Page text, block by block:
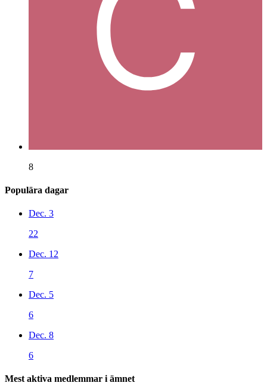
8
Populära dagar
Dec. 3
22
Dec. 12
7
Dec. 5
6
Dec. 8
6
Mest aktiva medlemmar i ämnet